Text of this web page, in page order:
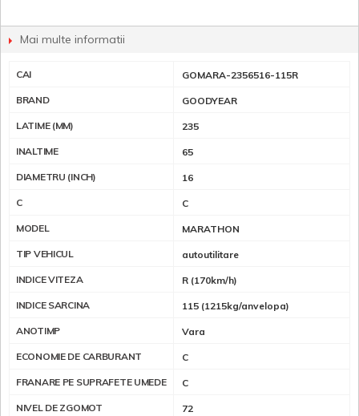
Mai multe informatii
CAI GOMARA-2356516-115R
BRAND GOODYEAR
LATIME (MM) 235
INALTIME 65
DIAMETRU (INCH) 16
C C
MODEL MARATHON
TIP VEHICUL autoutilitare
INDICE VITEZA R (170km/h)
INDICE SARCINA 115 (1215kg/anvelopa)
ANOTIMP Vara
ECONOMIE DE CARBURANT C
FRANARE PE SUPRAFETE UMEDE C
NIVEL DE ZGOMOT 72